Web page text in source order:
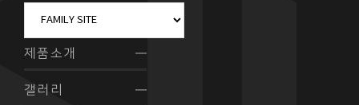
제품소개
갤러리